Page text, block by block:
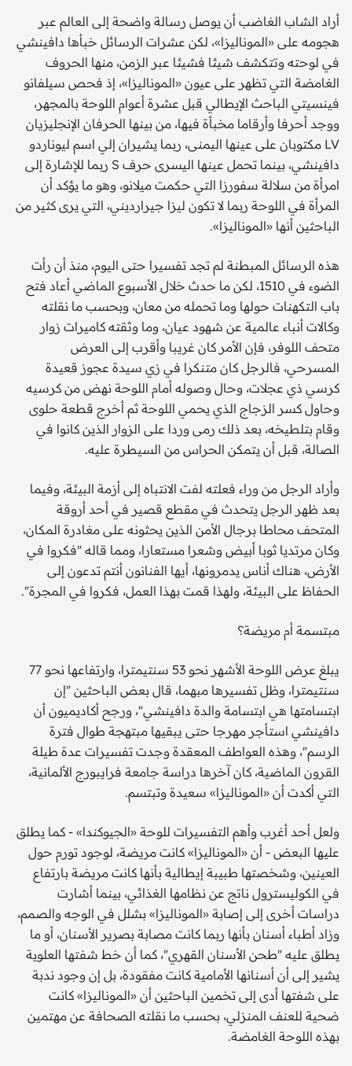
أراد الشاب الغاضب أن يوصل رسالة واضحة إلى العالم عبر
هجومه على «الموناليزا»، لكن عشرات الرسائل خبأها دافينشي
في لوحته وتتكشف شيئا فشيئا عبر الزمن، منها الحروف
الغامضة التي تظهر على عيون «الموناليزا»، إذ فحص سيلفانو
فينسيتي الباحث الإيطالي قبل عشرة أعوام اللوحة بالمجهر،
ووجد أحرفا وأرقاما مخبأة فيها، من بينها الحرفان الإنجليزيان
LV مكتوبان على عينها اليمنى، ربما يشيران إلي اسم ليوناردو
دافينشي، بينما تحمل عينها اليسرى حرف S ربما للإشارة إلى
امرأة من سلالة سفورزا التي حكمت ميلانو، وهو ما يؤكد أن
المرأة في اللوحة ربما لا تكون ليزا جيرارديني، التي يرى كثير من
الباحثين أنها «الموناليزا».
هذه الرسائل المبطنة لم تجد تفسيرا حتى اليوم، منذ أن رأت
الضوء في 1510، لكن ما حدث خلال الأسبوع الماضي أعاد فتح
باب التكهنات حولها وما تحمله من معان، وبحسب ما نقلته
وكالات أنباء عالمية عن شهود عيان، وما وثقته كاميرات زوار
متحف اللوفر، فإن الأمر كان غريبا وأقرب إلى العرض
المسرحي، فالرجل كان متنكرا في زي سيدة عجوز قعيدة
كرسي ذي عجلات، وحال وصوله أمام اللوحة نهض من كرسيه
وحاول كسر الزجاج الذي يحمي اللوحة ثم أخرج قطعة حلوى
وقام بتلطيخه، بعد ذلك رمى وردا على الزوار الذين كانوا في
الصالة، قبل أن يتمكن الحراس من السيطرة عليه.
وأراد الرجل من وراء فعلته لفت الانتباه إلى أزمة البيئة، وفيما
بعد ظهر الرجل يتحدث في مقطع قصير في أحد أروقة
المتحف محاطا برجال الأمن الذين يحثونه على مغادرة المكان،
وكان مرتديا ثوبا أبيض وشعرا مستعارا، ومما قاله "فكروا في
الأرض، هناك أناس يدمرونها، أيها الفنانون أنتم تدعون إلى
الحفاظ على البيئة، ولهذا قمت بهذا العمل، فكروا في المجرة".
مبتسمة أم مريضة؟
يبلغ عرض اللوحة الأشهر نحو 53 سنتيمترا، وارتفاعها نحو 77
سنتيمترا، وظل تفسيرها مبهما، قال بعض الباحثين "إن
ابتسامتها هي ابتسامة والدة دافينشي"، ورجح أكاديميون أن
دافينشي استأجر مهرجا حتى يبقيها مبتهجة طوال فترة
الرسم"، وهذه العواطف المعقدة وجدت تفسيرات عدة طيلة
القرون الماضية، كان آخرها دراسة جامعة فرايبورج الألمانية،
التي أكدت أن «الموناليزا» سعيدة وتبتسم.
ولعل أحد أغرب وأهم التفسيرات للوحة «الجيوكندا» - كما يطلق
عليها البعض - أن «الموناليزا» كانت مريضة، لوجود تورم حول
العينين، وشخصتها طبيبة إيطالية بأنها كانت مريضة بارتفاع
في الكوليسترول ناتج عن نظامها الغذائي، بينما أشارت
دراسات أخرى إلى إصابة «الموناليزا» بشلل في الوجه والصمم،
وزاد أطباء أسنان بأنها ربما كانت مصابة بصرير الأسنان، أو ما
يطلق عليه "طحن الأسنان القهري"، كما أن خط شفتها العلوية
يشير إلى أن أسنانها الأمامية كانت مفقودة، بل إن وجود ندبة
على شفتها أدى إلى تخمين الباحثين أن «الموناليزا» كانت
ضحية للعنف المنزلي، بحسب ما نقلته الصحافة عن مهتمين
بهذه اللوحة الغامضة.